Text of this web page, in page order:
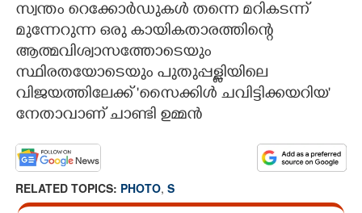
CARTOONS
LITERATURE
CONTACT US
സ്വന്തം റെക്കോർഡുകൾ തന്നെ മറികടന്ന്
മുന്നേറുന്ന ഒരു കായികതാരത്തിന്റെ
ആത്മവിശ്വാസത്തോടെയും
സ്ഥിരതയോടെയും പുതുപ്പള്ളിയിലെ
വിജയത്തിലേക്ക് 'സൈക്കിൾ ചവിട്ടിക്കയറിയ"
നേതാവാണ് ചാണ്ടി ഉമ്മൻ
RELATED TOPICS: PHOTO, S